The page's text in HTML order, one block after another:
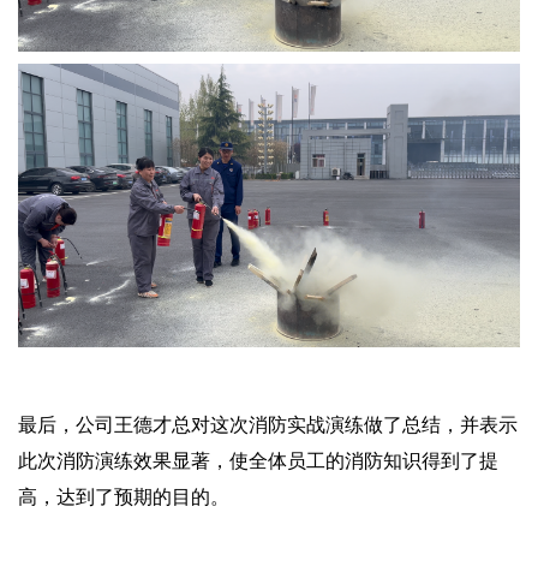
最后，公司王德才总对这次消防实战演练做了总结，并表示
此次消防演练效果显著，使全体员工的消防知识得到了提
高，达到了预期的目的。